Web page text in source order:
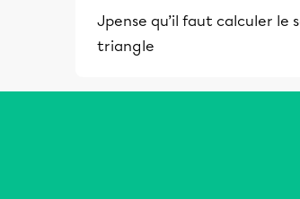
Jpense qu’il faut calculer le
triangle